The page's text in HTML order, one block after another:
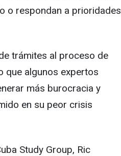
o respondan a prioridades
trámites al proceso de
que algunos expertos
más burocracia y
en su peor crisis
Study Group, Ric